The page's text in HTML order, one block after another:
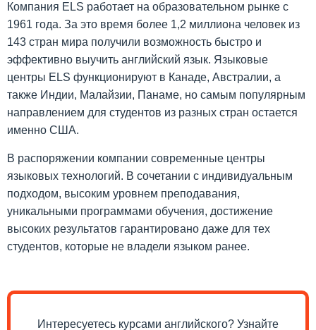
Компания ELS работает на образовательном рынке с
1961 года. За это время более 1,2 миллиона человек из
143 стран мира получили возможность быстро и
эффективно выучить английский язык. Языковые
центры ELS функционируют в Канаде, Австралии, а
также Индии, Малайзии, Панаме, но самым популярным
направлением для студентов из разных стран остается
именно США.
В распоряжении компании современные центры
языковых технологий. В сочетании с индивидуальным
подходом, высоким уровнем преподавания,
уникальными программами обучения, достижение
высоких результатов гарантировано даже для тех
студентов, которые не владели языком ранее.
Интересуетесь курсами английского? Узнайте